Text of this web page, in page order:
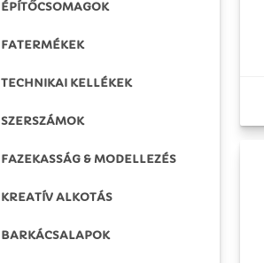
ÉPÍTŐCSOMAGOK
FATERMÉKEK
TECHNIKAI KELLÉKEK
SZERSZÁMOK
FAZEKASSÁG & MODELLEZÉS
KREATÍV ALKOTÁS
BARKÁCSALAPOK